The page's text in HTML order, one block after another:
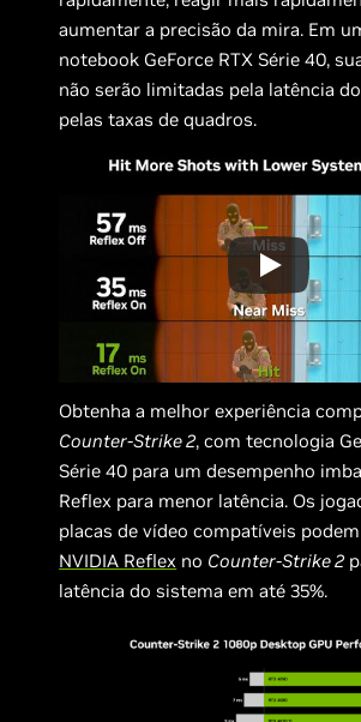
aumentar a precisão da mira. Em
notebook GeForce RTX Série 40,
não serão limitadas pela latência
pelas taxas de quadros.
Obtenha a melhor experiência
Counter-Strike 2, com tecnologia
Série 40 para um desempenho
Reflex para menor latência. Os
placas de vídeo compatíveis
NVIDIA Reflex no Counter-Strike 2
latência do sistema em até 35%.